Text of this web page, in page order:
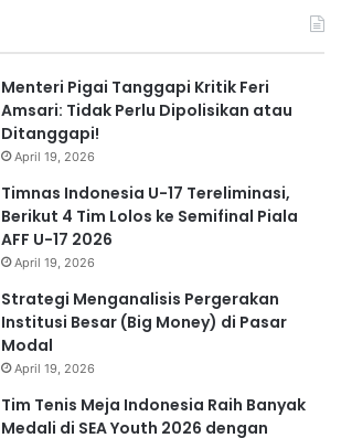
Menteri Pigai Tanggapi Kritik Feri
Amsari: Tidak Perlu Dipolisikan atau
Ditanggapi!
April 19, 2026
Timnas Indonesia U-17 Tereliminasi,
Berikut 4 Tim Lolos ke Semifinal Piala
AFF U-17 2026
April 19, 2026
Strategi Menganalisis Pergerakan
Institusi Besar (Big Money) di Pasar
Modal
April 19, 2026
Tim Tenis Meja Indonesia Raih Banyak
Medali di SEA Youth 2026 dengan